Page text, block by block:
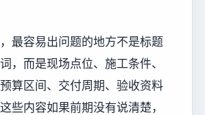
最容易出问题的地方不是标题
，而是现场点位、施工条件、
算区间、交付周期、验收资料
些内容如果前期没有说清楚，